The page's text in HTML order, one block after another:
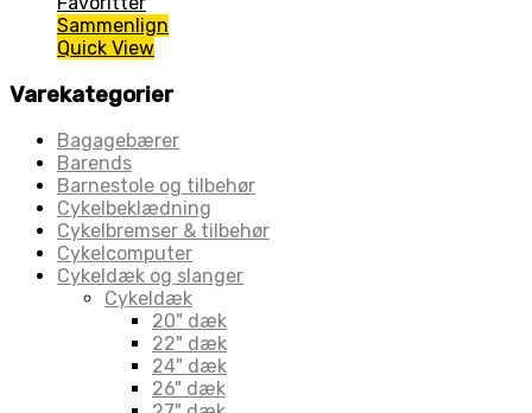
Sammenlign
Quick View
Varekategorier
Bagagebærer
Barends
Barnestole og tilbehør
Cykelbeklædning
Cykelbremser & tilbehør
Cykelcomputer
Cykeldæk og slanger
Cykeldæk
20" dæk
22" dæk
24" dæk
26" dæk